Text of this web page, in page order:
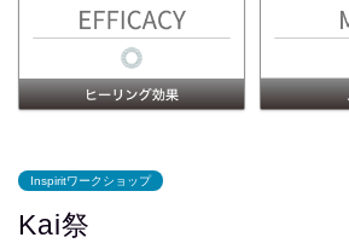
Inspiritワークショップ
Kai祭